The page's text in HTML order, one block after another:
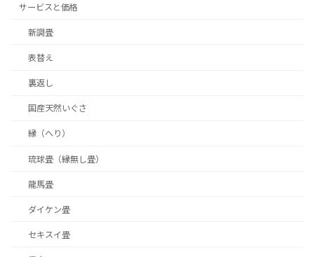
サービスと価格
新調畳
表替え
裏返し
国産天然いぐさ
縁（へり）
琉球畳（縁無し畳）
龍馬畳
ダイケン畳
セキスイ畳